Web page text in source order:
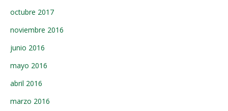
octubre 2017
noviembre 2016
junio 2016
mayo 2016
abril 2016
marzo 2016